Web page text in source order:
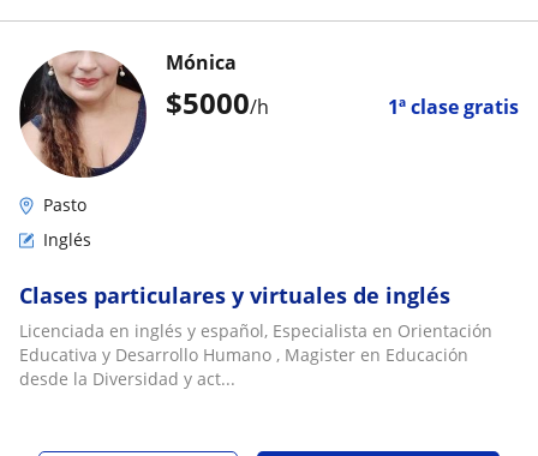
$5000/h 1ª clase gratis
Mónica
Pasto
Inglés
Clases particulares y virtuales de inglés
Licenciada en inglés y español, Especialista en Orientación
Educativa y Desarrollo Humano , Magister en Educación
desde la Diversidad y act...